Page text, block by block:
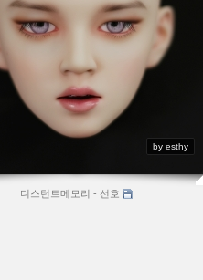
by esthy
디스턴트메모리 - 선호